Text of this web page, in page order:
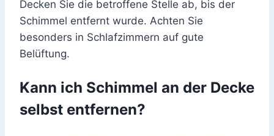
Decken Sie die betroffene Stelle ab, bis der
Schimmel entfernt wurde. Achten Sie
besonders in Schlafzimmern auf gute
Belüftung.
Kann ich Schimmel an der Decke
selbst entfernen?